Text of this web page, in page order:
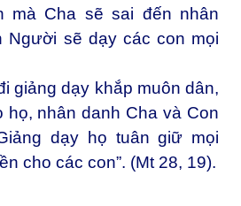
mà Cha sẽ sai đến nhân
Người sẽ dạy các con mọi
giảng dạy khắp muôn dân,
họ, nhân danh Cha và Con
dạy họ tuân giữ mọi
cho các con”. (Mt 28, 19).